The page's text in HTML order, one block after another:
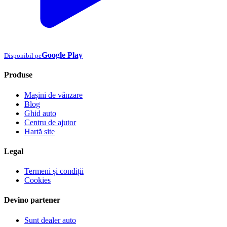
Disponibil peGoogle Play
Produse
Mașini de vânzare
Blog
Ghid auto
Centru de ajutor
Hartă site
Legal
Termeni și condiții
Cookies
Devino partener
Sunt dealer auto